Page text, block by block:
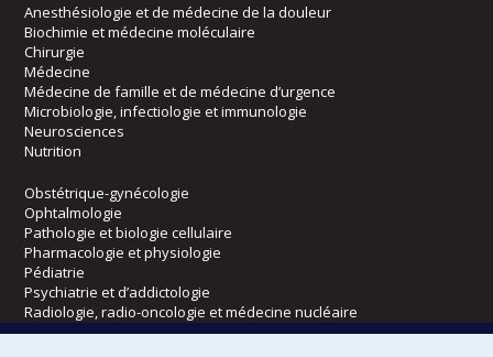
Anesthésiologie et de médecine de la douleur
Biochimie et médecine moléculaire
Chirurgie
Médecine
Médecine de famille et de médecine d’urgence
Microbiologie, infectiologie et immunologie
Neurosciences
Nutrition
Obstétrique-gynécologie
Ophtalmologie
Pathologie et biologie cellulaire
Pharmacologie et physiologie
Pédiatrie
Psychiatrie et d’addictologie
Radiologie, radio-oncologie et médecine nucléaire